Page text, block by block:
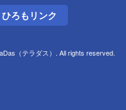
ひろもリンク
（テラダス）. All rights reserved.